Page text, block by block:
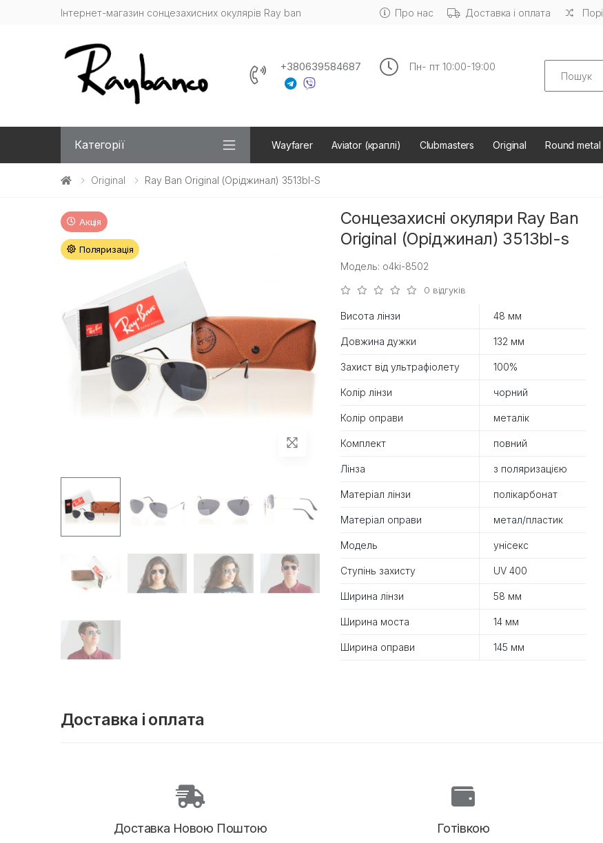
Інтернет-магазин сонцезахисних окулярів Ray ban Про нас Доставка і оплата
+380639584687 Пн- пт 10:00-19:00 Search
Категорії Wayfarer Aviator (краплі) Clubmasters Original Round metal
Original Ray Ban Original (Оріджинал) 3513bl-S
Акція
Поляризація
Сонцезахисні окуляри Ray Ban
Original (Оріджинал) 3513bl-s
Модель: o4ki-8502
0 відгуків
Висота лінзи 48 мм
Довжина дужки 132 мм
Захист від ультрафіолету 100%
Колір лінзи чорний
Колір оправи металік
Комплект повний
Лінза з поляризацією
Матеріал лінзи полікарбонат
Матеріал оправи метал/пластик
Модель унісекс
Ступінь захисту UV 400
Ширина лінзи 58 мм
Ширина моста 14 мм
Ширина оправи 145 мм
Доставка і оплата
Доставка Новою Поштою Готівкою